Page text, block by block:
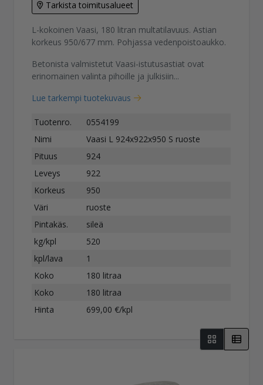
Tarkista toimitusalueet
L-kokoinen Vaasi, 180 litran multatilavuus. Astian
korkeus 950/677 mm. Pohjassa vedenpoistoaukko.
Betonista valmistetut Vaasi-istutusastiat ovat
erinomainen valinta pihoille ja julkisiin...
Lue tarkempi tuotekuvaus
Tuotenro.
0554199
Nimi
Vaasi L 924x922x950 S ruoste
Pituus
924
Leveys
922
Korkeus
950
Väri
ruoste
Pintakäs.
sileä
kg/kpl
520
kpl/lava
1
Koko
180 litraa
Koko
180 litraa
Hinta
699,00 €/kpl